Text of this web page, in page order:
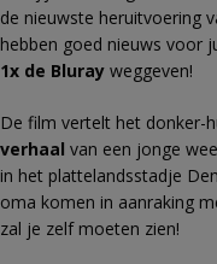
de nieuwste heruitvoering
hebben goed nieuws voor
1x de Bluray weggeven!
De film vertelt het donker-
verhaal van een jonge
in het plattelandsstadje
oma komen in aanraking
zal je zelf moeten zien!